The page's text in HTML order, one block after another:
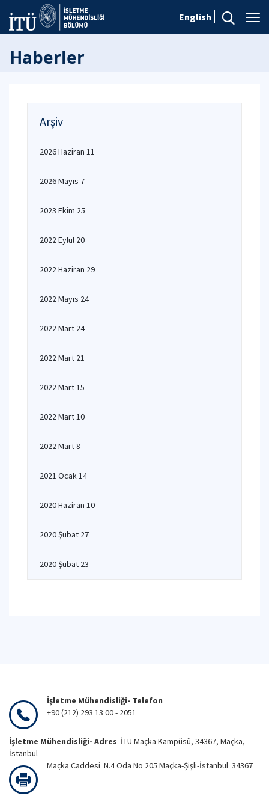
English
Haberler
Arşiv
2026 Haziran 11
2026 Mayıs 7
2023 Ekim 25
2022 Eylül 20
2022 Haziran 29
2022 Mayıs 24
2022 Mart 24
2022 Mart 21
2022 Mart 15
2022 Mart 10
2022 Mart 8
2021 Ocak 14
2020 Haziran 10
2020 Şubat 27
2020 Şubat 23
İşletme Mühendisliği- Telefon
+90 (212) 293 13 00 - 2051
İşletme Mühendisliği- Adres İTÜ Maçka Kampüsü, 34367, Maçka,
İstanbul
Maçka Caddesi N.4 Oda No 205 Maçka-Şişli-İstanbul 34367